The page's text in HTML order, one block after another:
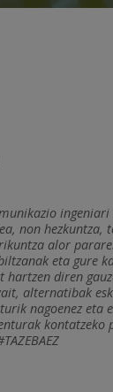
non
alor
eta gure
hartzen diren
alternatibak
nagoenez eta